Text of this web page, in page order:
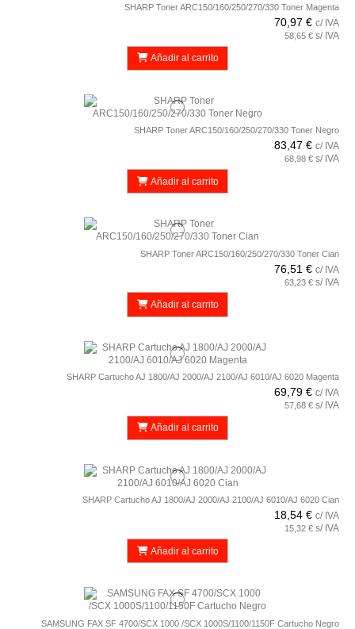
SHARP Toner ARC150/160/250/270/330 Toner Magenta
70,97 € c/ IVA
58,65 € s/ IVA
Añadir al carrito
SHARP Toner ARC150/160/250/270/330 Toner Negro
83,47 € c/ IVA
68,98 € s/ IVA
Añadir al carrito
SHARP Toner ARC150/160/250/270/330 Toner Cian
76,51 € c/ IVA
63,23 € s/ IVA
Añadir al carrito
SHARP Cartucho AJ 1800/AJ 2000/AJ 2100/AJ 6010/AJ 6020 Magenta
69,79 € c/ IVA
57,68 € s/ IVA
Añadir al carrito
SHARP Cartucho AJ 1800/AJ 2000/AJ 2100/AJ 6010/AJ 6020 Cian
18,54 € c/ IVA
15,32 € s/ IVA
Añadir al carrito
SAMSUNG FAX SF 4700/SCX 1000 /SCX 1000S/1100/1150F Cartucho Negro